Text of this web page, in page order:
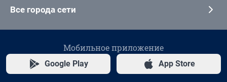
Все города сети
Мобильное приложение
Google Play App Store